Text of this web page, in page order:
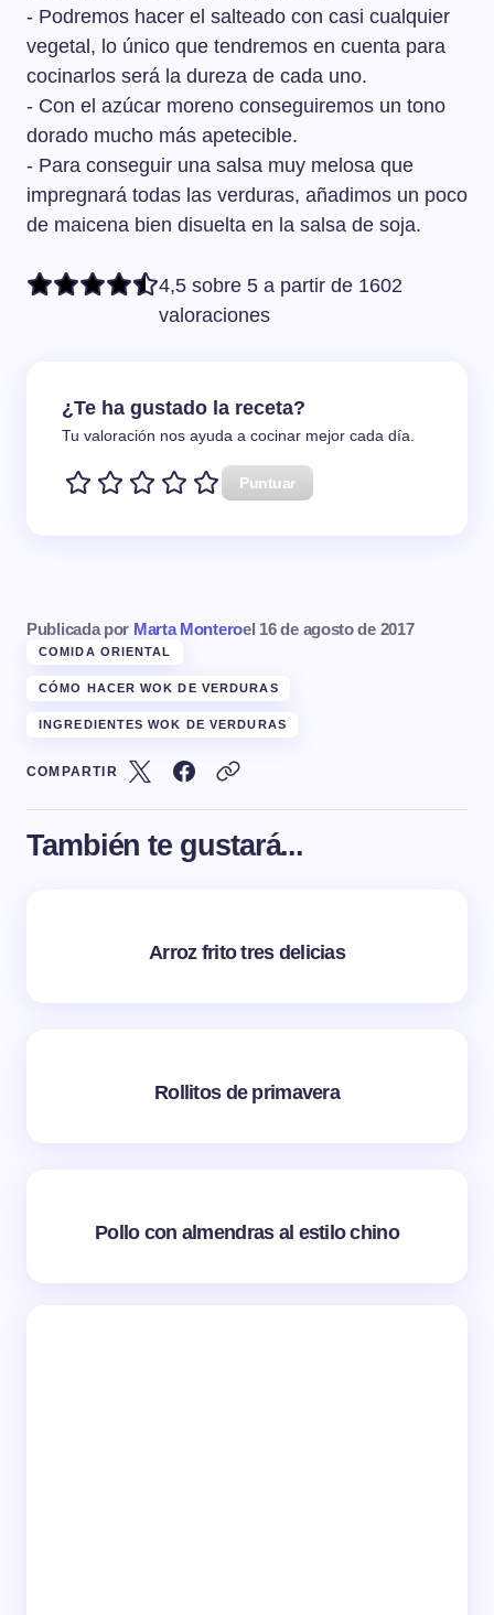
- Podremos hacer el salteado con casi cualquier
vegetal, lo único que tendremos en cuenta para
cocinarlos será la dureza de cada uno.
- Con el azúcar moreno conseguiremos un tono
dorado mucho más apetecible.
- Para conseguir una salsa muy melosa que
impregnará todas las verduras, añadimos un poco
de maicena bien disuelta en la salsa de soja.
4,5 sobre 5 a partir de 1602
valoraciones
¿Te ha gustado la receta?
Tu valoración nos ayuda a cocinar mejor cada día.
Puntuar
Publicada por Marta Monteroel 16 de agosto de 2017
COMIDA ORIENTAL
CÓMO HACER WOK DE VERDURAS
INGREDIENTES WOK DE VERDURAS
COMPARTIR
También te gustará...
Arroz frito tres delicias
Rollitos de primavera
Pollo con almendras al estilo chino